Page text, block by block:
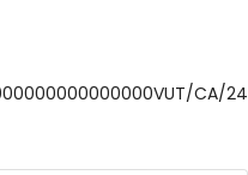
CA/24